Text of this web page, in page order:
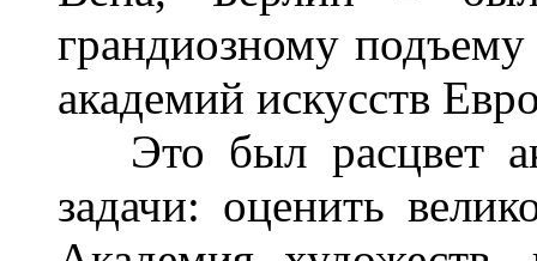
грандиозному подъему
академий искусств
Это был расцвет
задачи: оценить